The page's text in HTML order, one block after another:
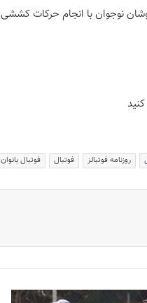
روزنامه فوتبالز فوتبال فوتبال بانوان